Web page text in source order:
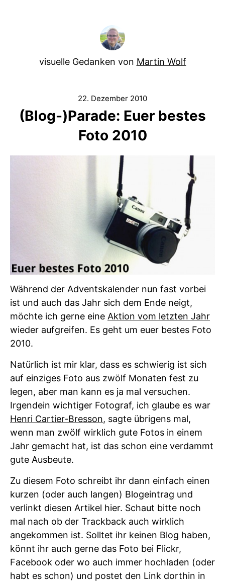
visuelle Gedanken von Martin Wolf
22. Dezember 2010
(Blog-)Parade: Euer bestes
Foto 2010
Während der Adventskalender nun fast vorbei
ist und auch das Jahr sich dem Ende neigt,
möchte ich gerne eine Aktion vom letzten Jahr
wieder aufgreifen. Es geht um euer bestes Foto
2010.
Natürlich ist mir klar, dass es schwierig ist sich
auf einziges Foto aus zwölf Monaten fest zu
legen, aber man kann es ja mal versuchen.
Irgendein wichtiger Fotograf, ich glaube es war
Henri Cartier-Bresson, sagte übrigens mal,
wenn man zwölf wirklich gute Fotos in einem
Jahr gemacht hat, ist das schon eine verdammt
gute Ausbeute.
Zu diesem Foto schreibt ihr dann einfach einen
kurzen (oder auch langen) Blogeintrag und
verlinkt diesen Artikel hier. Schaut bitte noch
mal nach ob der Trackback auch wirklich
angekommen ist. Solltet ihr keinen Blog haben,
könnt ihr auch gerne das Foto bei Flickr,
Facebook oder wo auch immer hochladen (oder
habt es schon) und postet den Link dorthin in